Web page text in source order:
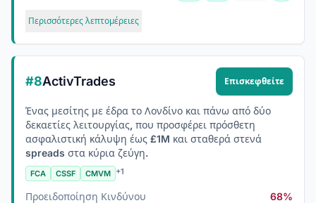
Περισσότερες λεπτομέρειες
#8ActivTrades Επισκεφθείτε
Ένας μεσίτης με έδρα το Λονδίνο και πάνω από δύο
δεκαετίες λειτουργίας, που προσφέρει πρόσθετη
ασφαλιστική κάλυψη έως £1M και σταθερά στενά
spreads στα κύρια ζεύγη.
FCA CSSF CMVM +1
Προειδοποίηση Κινδύνου
68%